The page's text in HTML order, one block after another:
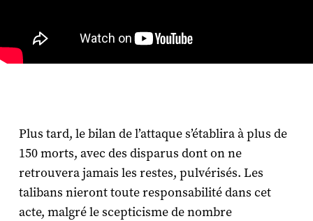
Plus tard, le bilan de l’attaque s’établira à plus de
150 morts, avec des disparus dont on ne
retrouvera jamais les restes, pulvérisés. Les
talibans nieront toute responsabilité dans cet
acte, malgré le scepticisme de nombre